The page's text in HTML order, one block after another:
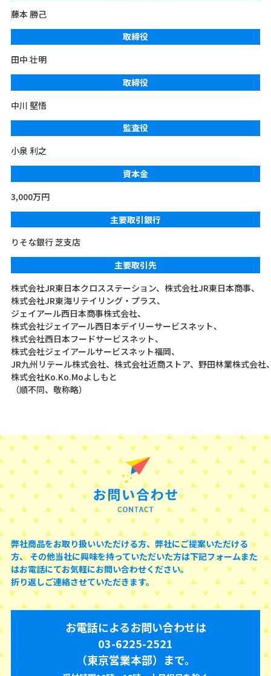
藤本 勝己
取締役
田中 壮明
取締役
中川 堅悟
監査役
小泉 利之
資本金
3,000万円
主要取引銀行
りそな銀行 芝支店
主要取引先
株式会社JR東日本クロスステーション、 株式会社JR東日本商事、
株式会社JR東海リテイリング・プラス、
ジェイアール西日本商事株式会社、
株式会社ジェイアール西日本デイリーサービスネット、
株式会社西日本フードサービスネット、
株式会社ジェイアールサービスネット福岡、
JR九州リテール株式会社、 株式会社近商ストア、 野田林業株式会社
株式会社Ko.Ko.Moよしもと
（順不同、敬称略）
弊社商品をお取り扱いいただける方、弊社にご提案いただける
方、 その他当社に興味を持っていただいた方は下記フォームまた
はお電話にてお気軽にお問い合わせください。
折り返しご連絡させていただきます。
お電話によるお問い合わせは
03-6225-2521
（東京営業本部）まで。